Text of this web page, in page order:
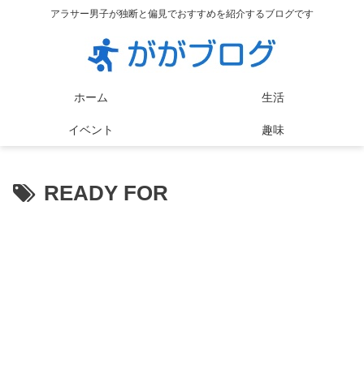
アラサー男子が独断と偏見でおすすめを紹介するブログです
ホーム 生活
イベント 趣味
READY FOR